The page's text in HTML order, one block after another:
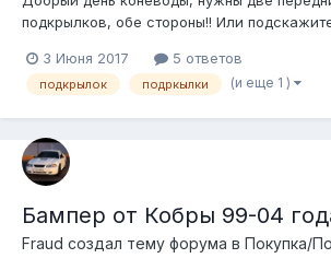
подкрылков, обе стороны!! Или
3 Июня 2017
5 ответов
подкрылок подркылки (и еще 1 )
Бампер от Кобры 99-04
Fraud создал тему форума в Покупка/